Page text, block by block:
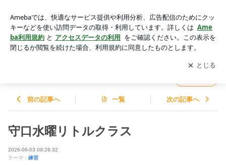
ログ
アプリをダウンロードして ブログの更新通知
を受け取りまし
ょう。
開く
前の記事へ 一覧 次の記事へ
守口水曜リトルクラス
2026-06-03 09:26:32
テーマ： 練習